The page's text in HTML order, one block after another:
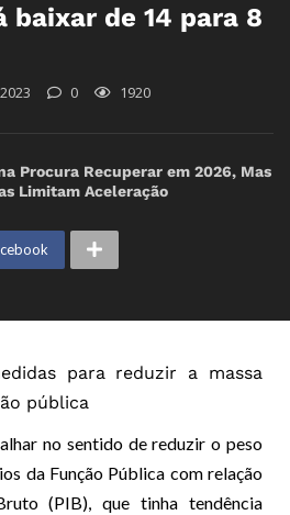
baixar de 14 para 8
0 1920
Procura Recuperar em 2026, Mas
Limitam Aceleração
para reduzir a massa
pública
no sentido de reduzir o peso
da Função Pública com relação
(PIB), que tinha tendência